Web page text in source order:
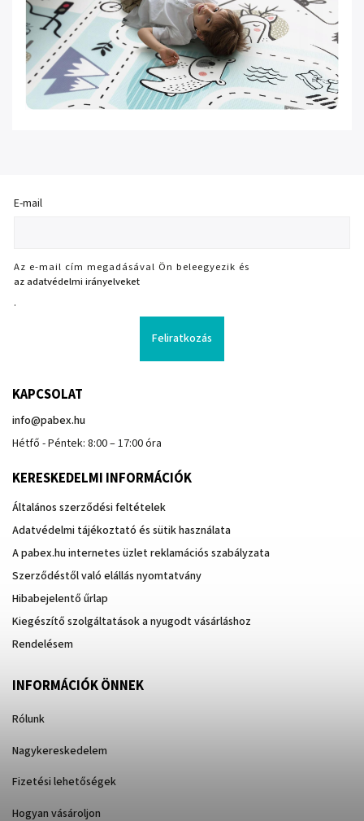
E-mail
Az e-mail cím megadásával Ön beleegyezik és
az adatvédelmi irányelveket
.
Feliratkozás
KAPCSOLAT
info@pabex.hu
Hétfő - Péntek: 8:00 – 17:00 óra
KERESKEDELMI INFORMÁCIÓK
Általános szerződési feltételek
Adatvédelmi tájékoztató és sütik használata
A pabex.hu internetes üzlet reklamációs szabályzata
Szerződéstől való elállás nyomtatvány
Hibabejelentő űrlap
Kiegészítő szolgáltatások a nyugodt vásárláshoz
Rendelésem
INFORMÁCIÓK ÖNNEK
Rólunk
Nagykereskedelem
Fizetési lehetőségek
Hogyan vásároljon